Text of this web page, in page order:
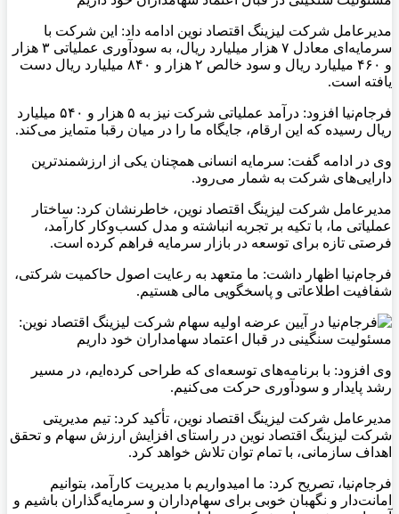
مدیرعامل شرکت لیزینگ اقتصاد نوین ادامه داد: این شرکت با
سرمایه‌ای معادل ۷ هزار میلیارد ریال، به سودآوری عملیاتی ۳ هزار
و ۴۶۰ میلیارد ریال و سود خالص ۲ هزار و ۸۴۰ میلیارد ریال دست
یافته است.
فرجام‌نیا افزود: درآمد عملیاتی شرکت نیز به ۵ هزار و ۵۴۰ میلیارد
ریال رسیده که این ارقام، جایگاه ما را در میان رقبا متمایز می‌کند.
وی در ادامه گفت: سرمایه انسانی همچنان یکی از ارزشمندترین
دارایی‌های شرکت به شمار می‌رود.
مدیرعامل شرکت لیزینگ اقتصاد نوین، خاطرنشان کرد: ساختار
عملیاتی ما، با تکیه بر تجربه انباشته و مدل کسب‌وکار کارآمد،
فرصتی تازه برای توسعه در بازار سرمایه فراهم کرده است.
فرجام‌نیا اظهار داشت: ما متعهد به رعایت اصول حاکمیت شرکتی،
شفافیت اطلاعاتی و پاسخگویی مالی هستیم.
وی افزود: با برنامه‌های توسعه‌ای که طراحی کرده‌ایم، در مسیر
رشد پایدار و سودآوری حرکت می‌کنیم.
مدیرعامل شرکت لیزینگ اقتصاد نوین، تأکید کرد: تیم مدیریتی
شرکت لیزینگ اقتصاد نوین در راستای افزایش ارزش سهام و تحقق
اهداف سازمانی، با تمام توان تلاش خواهد کرد.
فرجام‌نیا، تصریح کرد: ما امیدواریم با مدیریت کارآمد، بتوانیم
امانت‌دار و نگهبان خوبی برای سهام‌داران و سرمایه‌گذاران باشیم و